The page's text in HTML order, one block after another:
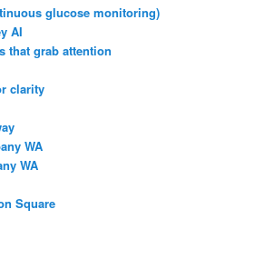
glucose monitoring)
AI
that grab attention
clarity
WA
WA
Square